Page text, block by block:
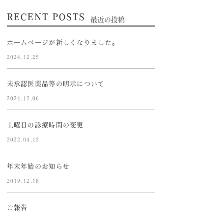
RECENT POSTS 最近の投稿
ホームページが新しくなりました。
2024.12.25
未承認医薬品等の明示について
2024.12.06
土曜日の診療時間の変更
2022.04.13
年末年始のお知らせ
2019.12.18
ご報告